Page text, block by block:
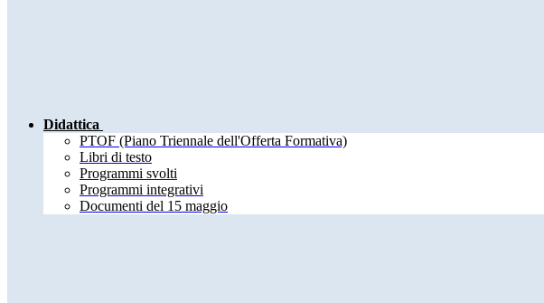
Didattica
PTOF (Piano Triennale dell'Offerta Formativa)
Libri di testo
Programmi svolti
Programmi integrativi
Documenti del 15 maggio